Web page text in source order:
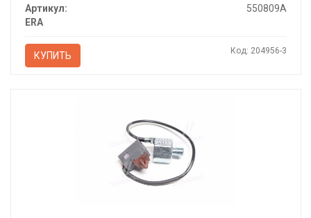
Артикул:
550809A
ERA
КУПИТЬ Код: 204956-3